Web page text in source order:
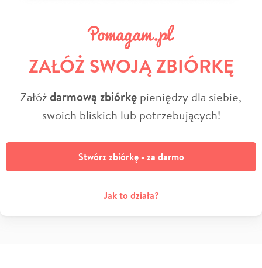
ZAŁÓŻ SWOJĄ ZBIÓRKĘ
Załóżdarmową zbiórkę pieniędzy dla siebie,
swoich bliskich lub potrzebujących!
Stwórz zbiórkę - za darmo
Jak to działa?